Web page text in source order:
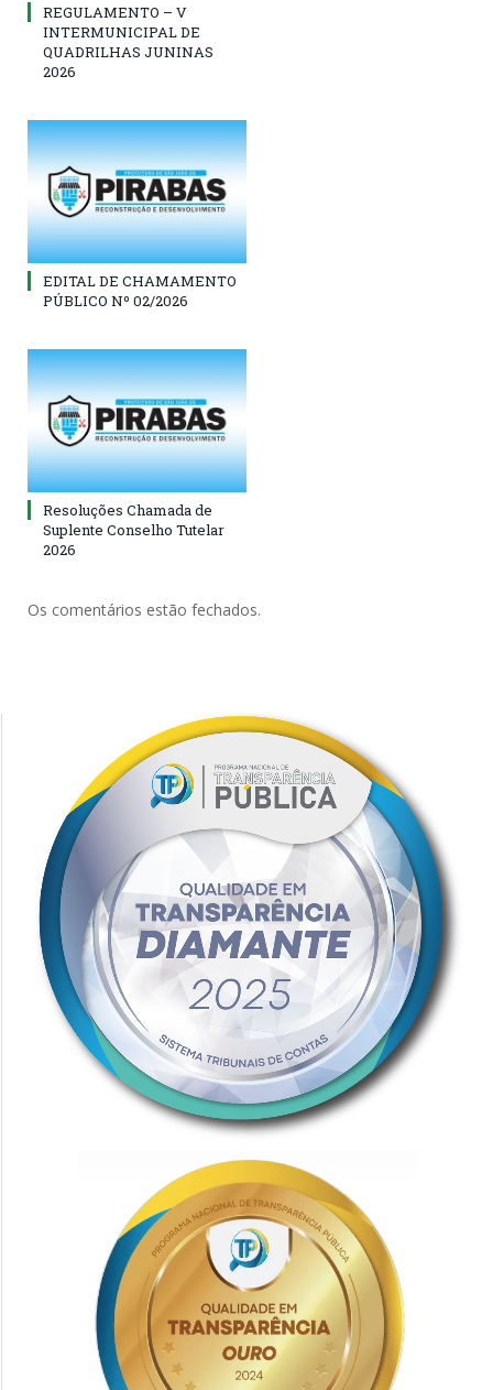
REGULAMENTO – V
INTERMUNICIPAL DE
QUADRILHAS JUNINAS
2026
EDITAL DE CHAMAMENTO
PÚBLICO Nº 02/2026
Resoluções Chamada de
Suplente Conselho Tutelar
2026
Os comentários estão fechados.